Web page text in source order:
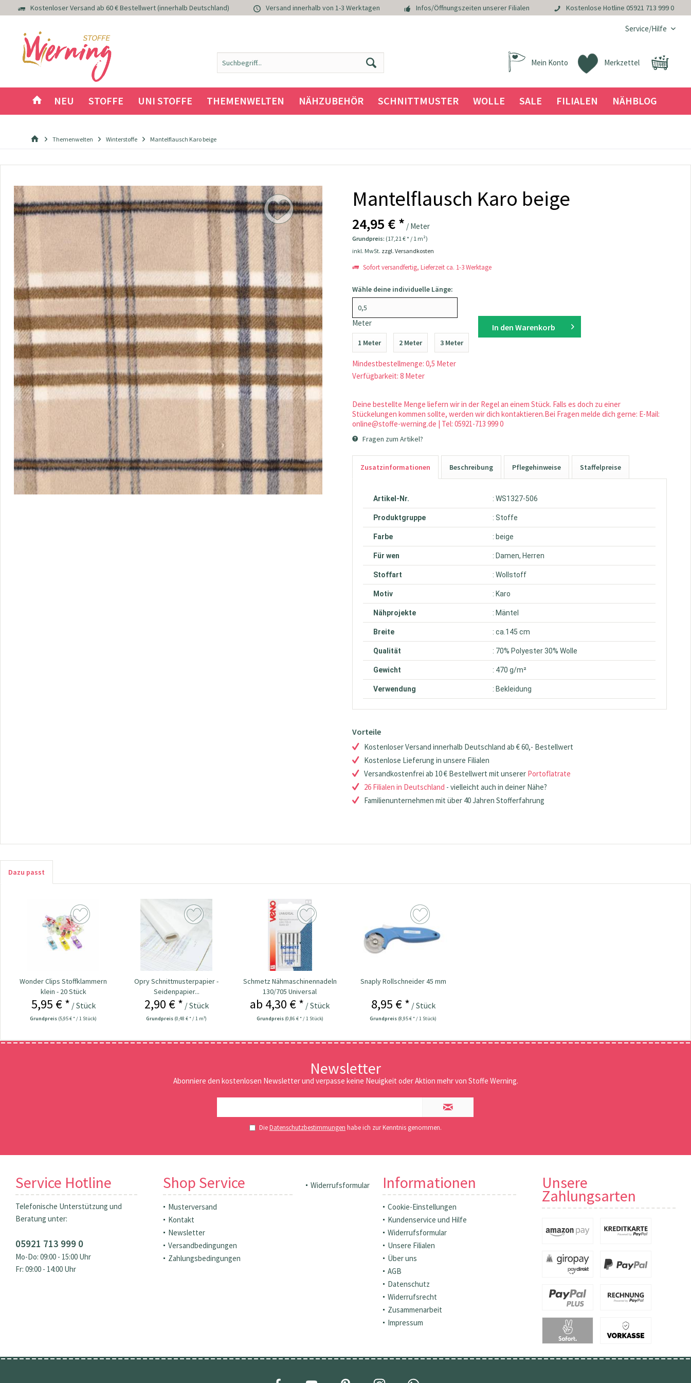
Kostenloser Versand ab 60 € Bestellwert (innerhalb Deutschland) Versand innerhalb von 1-3 Werktagen Infos/Öffnungszeiten unserer Filialen Kostenlose Hotline 05921 713 999 0
Service/Hilfe
Merkzettel
Mein Konto
NEU STOFFE UNI STOFFE THEMENWELTEN NÄHZUBEHÖR SCHNITTMUSTER WOLLE SALE FILIALEN NÄHBLOG
Themenwelten Winterstoffe Mantelflausch Karo beige
Mantelflausch Karo beige
24,95 € * / Meter
Grundpreis: (17,21 € * / 1 m²)
inkl. MwSt. zzgl. Versandkosten
Sofort versandfertig, Lieferzeit ca. 1-3 Werktage
Wähle deine individuelle Länge:
Meter
1 Meter 2 Meter 3 Meter
Mindestbestellmenge: 0,5 Meter
Verfügbarkeit: 8 Meter
In den Warenkorb
Deine bestellte Menge liefern wir in der Regel an einem Stück. Falls es doch zu einer
Stückelungen kommen sollte, werden wir dich kontaktieren.Bei Fragen melde dich gerne: E-Mail:
online@stoffe-werning.de | Tel: 05921-713 999 0
Fragen zum Artikel?
Zusatzinformationen Beschreibung Pflegehinweise Staffelpreise
Artikel-Nr. : WS1327-506
Produktgruppe : Stoffe
Farbe : beige
Für wen : Damen, Herren
Stoffart : Wollstoff
Motiv : Karo
Nähprojekte : Mäntel
Breite : ca.145 cm
Qualität : 70% Polyester 30% Wolle
Gewicht : 470 g/m²
Verwendung : Bekleidung
Vorteile
Kostenloser Versand innerhalb Deutschland ab € 60,- Bestellwert
Kostenlose Lieferung in unsere Filialen
Versandkostenfrei ab 10 € Bestellwert mit unserer Portoflatrate
26 Filialen in Deutschland - vielleicht auch in deiner Nähe?
Familienunternehmen mit über 40 Jahren Stofferfahrung
Dazu passt
Wonder Clips Stoffklammern
klein - 20 Stück
5,95 € * / Stück
Grundpreis (5,95 € * / 1 Stück)
Opry Schnittmusterpapier -
Seidenpapier...
2,90 € * / Stück
Grundpreis (0,48 € * / 1 m²)
Schmetz Nähmaschinennadeln
130/705 Universal
ab 4,30 € * / Stück
Grundpreis (0,86 € * / 1 Stück)
Snaply Rollschneider 45 mm
8,95 € * / Stück
Grundpreis (8,95 € * / 1 Stück)
Newsletter
Abonniere den kostenlosen Newsletter und verpasse keine Neuigkeit oder Aktion mehr von Stoffe Werning.
DieDatenschutzbestimmungen habe ich zur Kenntnis genommen.
Service Hotline
Telefonische Unterstützung und
Beratung unter:
05921 713 999 0
Mo-Do: 09:00 - 15:00 Uhr
Fr: 09:00 - 14:00 Uhr
Shop Service
Musterversand
Kontakt
Newsletter
Versandbedingungen
Zahlungsbedingungen
Widerrufsformular Informationen
Cookie-Einstellungen
Kundenservice und Hilfe
Widerrufsformular
Unsere Filialen
Über uns
AGB
Datenschutz
Widerrufsrecht
Zusammenarbeit
Impressum
Unsere
Zahlungsarten